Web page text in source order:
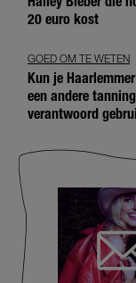
20 euro kost
GOED OM TE WETEN
Kun je
een andere
verantwoord